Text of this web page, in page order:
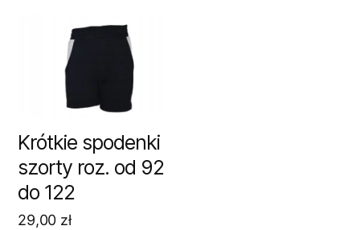
Krótkie spodenki
szorty roz. od 92
do 122
29,00 zł